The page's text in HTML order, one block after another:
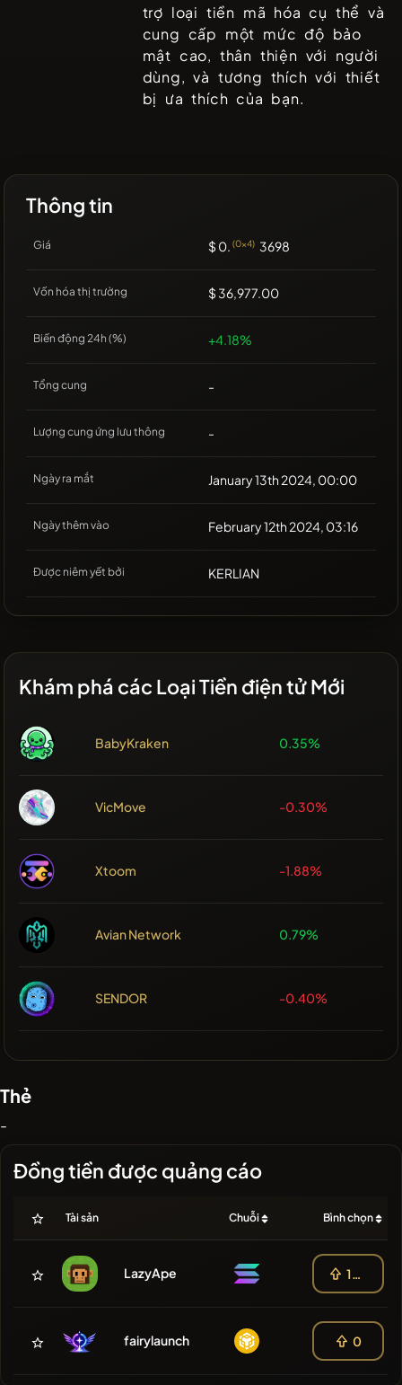
trợ loại tiền mã hóa cụ thể và
cung cấp một mức độ bảo
mật cao, thân thiện với người
dùng, và tương thích với thiết
bị ưa thích của bạn.
Thông tin
Giá $ 0. (0x4) 3698
Vốn hóa thị trường $ 36,977.00
Biến động 24h (%) +4.18%
Tổng cung -
Lượng cung ứng lưu thông -
Ngày ra mắt January 13th 2024, 00:00
Ngày thêm vào February 12th 2024, 03:16
Được niêm yết bởi KERLIAN
Khám phá các Loại Tiền điện tử Mới
BabyKraken 0.35%
VicMove -0.30%
Xtoom -1.88%
Avian Network 0.79%
SENDOR -0.40%
Thẻ
-
Đồng tiền được quảng cáo
Tài sản Chuỗi Bình chọn
LazyApe 100
fairylaunch 0